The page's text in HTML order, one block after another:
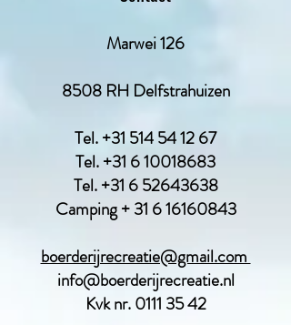
Marwei 126
8508 RH Delfstrahuizen
Tel.+31 514 54 12 67
Tel.+31 6 10018683
Tel.+31 6 52643638
Camping + 31 6 16160843
boerderijrecreatie@gmail.com
info@boerderijrecreatie.nl
Kvk nr.0111 35 42